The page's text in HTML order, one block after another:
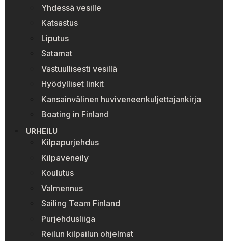
Yhdessä vesille
Katsastus
Liputus
Satamat
Vastuullisesti vesillä
Hyödylliset linkit
Kansainvälinen huviveneenkuljettajankirja
Boating in Finland
URHEILU
Kilpapurjehdus
Kilpaveneily
Koulutus
Valmennus
Sailing Team Finland
Purjehdusliiga
Reilun kilpailun ohjelmat